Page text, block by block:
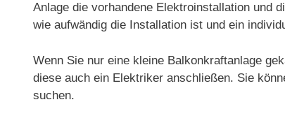
Anlage die vorhandene Elektroinstallation und
wie aufwändig die Installation ist und ein
Wenn Sie nur eine kleine Balkonkraftanlage
diese auch ein Elektriker anschließen. Sie
suchen.